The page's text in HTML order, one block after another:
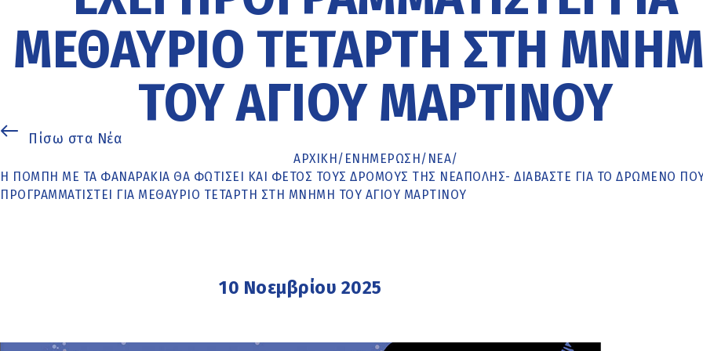
ΜΕΘΑΎΡΙΟ ΤΕΤΆΡΤΗ ΣΤΗ
ΤΟΥ ΑΓΊΟΥ ΜΑΡΤΊΝΟΥ
Πίσω στα Νέα
ΑΡΧΙΚΉ/ ΕΝΗΜΈΡΩΣΗ/ ΝΕΑ/
Η ΠΟΜΠΉ ΜΕ ΤΑ ΦΑΝΑΡΆΚΙΑ ΘΑ ΦΩΤΊΣΕΙ ΚΑΙ ΦΈΤΟΣ ΤΟΥΣ ΔΡΌΜΟΥΣ ΤΗΣ ΝΕΆΠΟΛΗΣ- ΔΙΑΒΆΣΤΕ ΓΙΑ ΤΟ ΔΡΏΜΕΝΟ ΠΟΥ
ΠΡΟΓΡΑΜΜΑΤΙΣΤΕΊ ΓΙΑ ΜΕΘΑΎΡΙΟ ΤΕΤΆΡΤΗ ΣΤΗ ΜΝΉΜΗ ΤΟΥ ΑΓΊΟΥ ΜΑΡΤΊΝΟΥ
10 Νοεμβρίου 2025